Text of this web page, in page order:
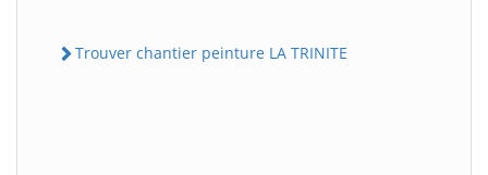
Trouver chantier peinture LA TRINITE